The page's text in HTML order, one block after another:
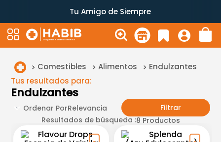
Tu Amigo de Siempre
Comestibles Alimentos
Endulzantes
Tus resultados para:
Endulzantes
Ordenar PorRelevancia
Filtrar
Resultados de búsqueda :8 Productos